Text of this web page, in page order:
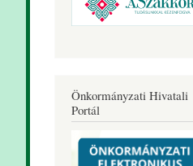
Önkormányzati Hivatali
Portál